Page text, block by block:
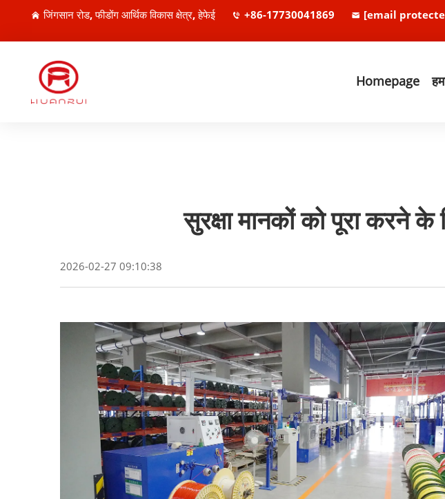
जिंगसान रोड, फीडोंग आर्थिक विकास क्षेत्र, हेफेई +86-17730041869 [email
Homepage
सुरक्षा मानकों को पूरा करने के
2026-02-27 09:10:38